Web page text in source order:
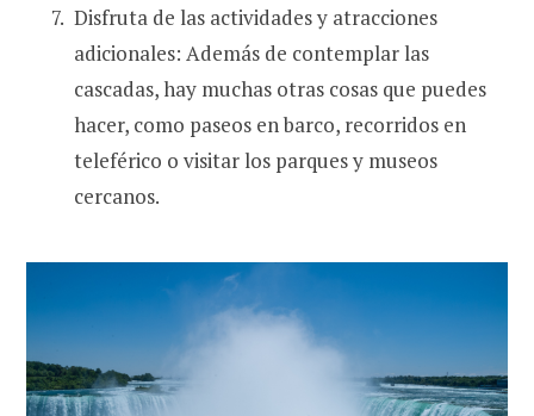
Disfruta de las actividades y atracciones
adicionales: Además de contemplar las
cascadas, hay muchas otras cosas que puedes
hacer, como paseos en barco, recorridos en
teleférico o visitar los parques y museos
cercanos.